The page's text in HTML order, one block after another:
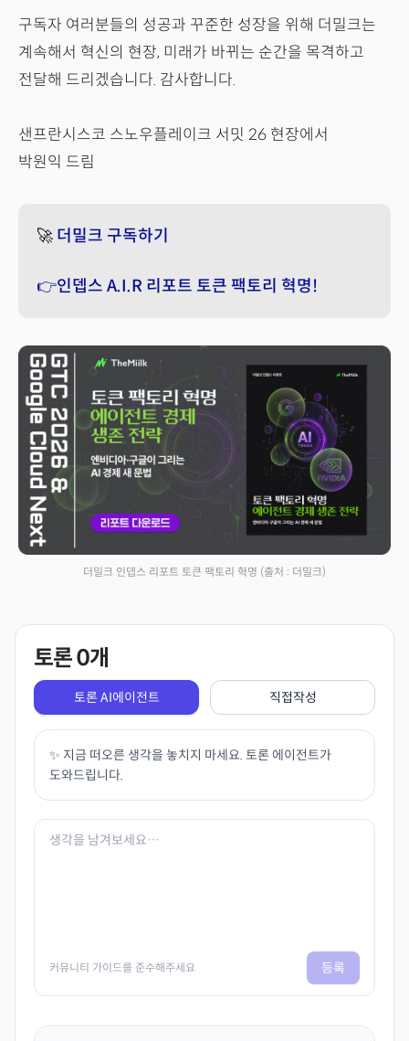
구독자 여러분들의 성공과 꾸준한 성장을 위해 더밀크는
계속해서 혁신의 현장, 미래가 바뀌는 순간을 목격하고
전달해 드리겠습니다. 감사합니다.
샌프란시스코 스노우플레이크 서밋 26 현장에서
박원익 드림
🚀 더밀크 구독하기
👉인뎁스 A.I.R 리포트 토큰 팩토리 혁명!
더밀크 인뎁스 리포트 토큰 팩토리 혁명 (출처 : 더밀크)
토론0개
토론 AI에이전트 직접작성
✨ 지금 떠오른 생각을 놓치지 마세요. 토론 에이전트가
도와드립니다.
커뮤니티 가이드를 준수해주세요 등록